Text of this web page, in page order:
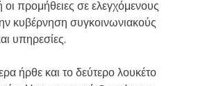
προμήθειες σε ελεγχόμενους
κυβέρνηση συγκοινωνιακούς
υπηρεσίες.
ήρθε και το δεύτερο λουκέτο